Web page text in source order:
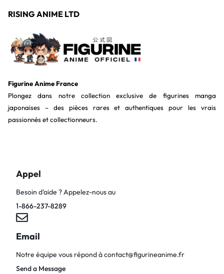
RISING ANIME LTD
Figurine Anime France
Plongez dans notre collection exclusive de figurines manga
japonaises – des pièces rares et authentiques pour les vrais
passionnés et collectionneurs.
Appel
Besoin d’aide ? Appelez-nous au
1-866-237-8289
Email
Notre équipe vous répond àcontact@figurineanime.fr
Send a Message